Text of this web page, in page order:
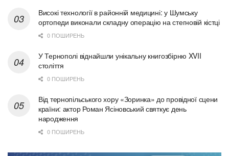
Високі технології в районній медицині: у Шумську
ортопеди виконали складну операцію на стегновій кістці
0 ПОШИРЕНЬ
У Тернополі віднайшли унікальну книгозбірню XVII
століття
0 ПОШИРЕНЬ
Від тернопільського хору «Зоринка» до провідної сцени
країни: актор Роман Ясіновський святкує день
народження
0 ПОШИРЕНЬ